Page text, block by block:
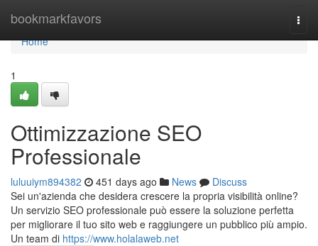
bookmarkfavors
Home
Home
1
Ottimizzazione SEO
Professionale
luluuiym894382 451 days ago News
Discuss
Sei un'azienda che desidera crescere la propria visibilità online?
Un servizio SEO professionale può essere la soluzione perfetta
per migliorare il tuo sito web e raggiungere un pubblico più ampio.
Un team di https://www.holalaweb.net